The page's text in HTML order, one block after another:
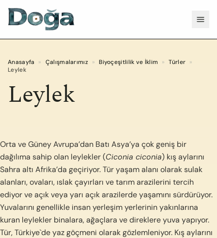
Anasayfa » Çalışmalarımız » Biyoçeşitlilik ve İklim » Türler »
Leylek
Leylek
Orta ve Güney Avrupa’dan Batı Asya’ya çok geniş bir
dağılıma sahip olan leylekler (Ciconia ciconia) kış aylarını
Sahra altı Afrika’da geçiriyor. Tür yaşam alanı olarak sulak
alanları, ovaları, ıslak çayırları ve tarım arazilerini tercih
ediyor ve açık veya yarı açık arazilerde yaşamını sürdürüyor.
Yuvalarını genellikle insan yerleşim yerlerinin yakınlarına
kuran leylekler binalara, ağaçlara ve direklere yuva yapıyor.
Tür, Türkiye`de yaz göçmeni olarak gözlemleniyor. Kış aylarını